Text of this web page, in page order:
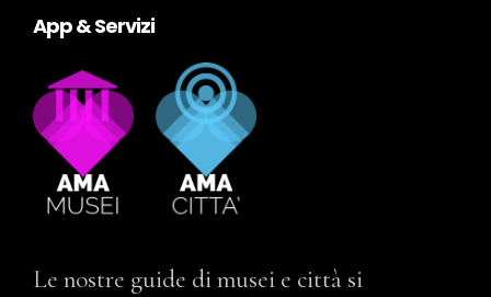
App & Servizi
Le nostre guide di musei e città si